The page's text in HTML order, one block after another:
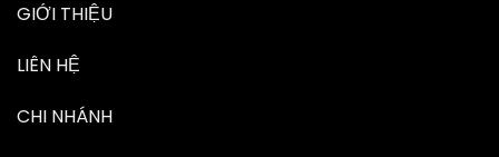
GIỚI THIỆU
LIÊN HỆ
CHI NHÁNH